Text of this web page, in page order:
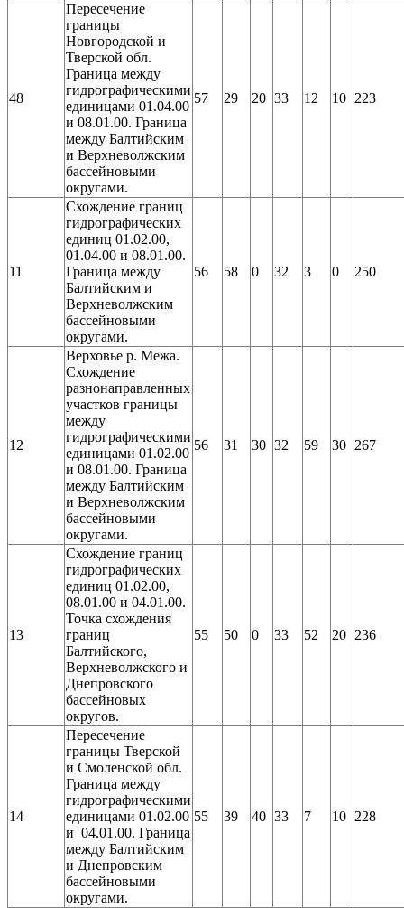
48
Пересечение
границы
Новгородской и
Тверской обл.
Граница между
гидрографическими
единицами 01.04.00
и 08.01.00. Граница
между Балтийским
и Верхневолжским
бассейновыми
округами.
57 29 20 33 12 10 223
11
Схождение границ
гидрографических
единиц 01.02.00,
01.04.00 и 08.01.00.
Граница между
Балтийским и
Верхневолжским
бассейновыми
округами.
56 58 0 32 3 0 250
12
Верховье р. Межа.
Схождение
разнонаправленных
участков границы
между
гидрографическими
единицами 01.02.00
и 08.01.00. Граница
между Балтийским
и Верхневолжским
бассейновыми
округами.
56 31 30 32 59 30 267
13
Схождение границ
гидрографических
единиц 01.02.00,
08.01.00 и 04.01.00.
Точка схождения
границ
Балтийского,
Верхневолжского и
Днепровского
бассейновых
округов.
55 50 0 33 52 20 236
14
Пересечение
границы Тверской
и Смоленской обл.
Граница между
гидрографическими
единицами 01.02.00
и 04.01.00. Граница
между Балтийским
и Днепровским
бассейновыми
округами.
55 39 40 33 7 10 228